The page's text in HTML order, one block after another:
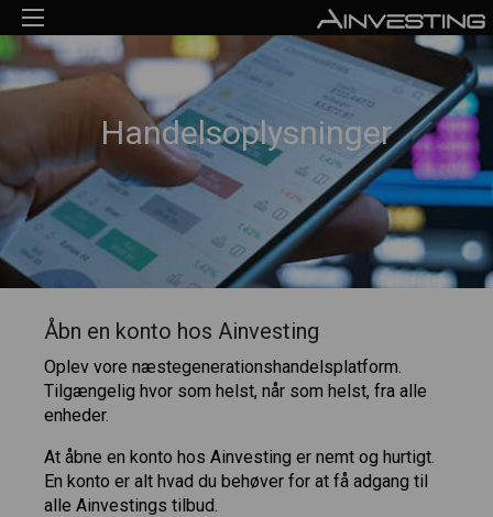
Handelsoplysninger
Åbn en konto hos Ainvesting
Oplev vore næstegenerationshandelsplatform.
Tilgængelig hvor som helst, når som helst, fra alle
enheder.
At åbne en konto hos Ainvesting er nemt og hurtigt.
En konto er alt hvad du behøver for at få adgang til
alle Ainvestings tilbud.